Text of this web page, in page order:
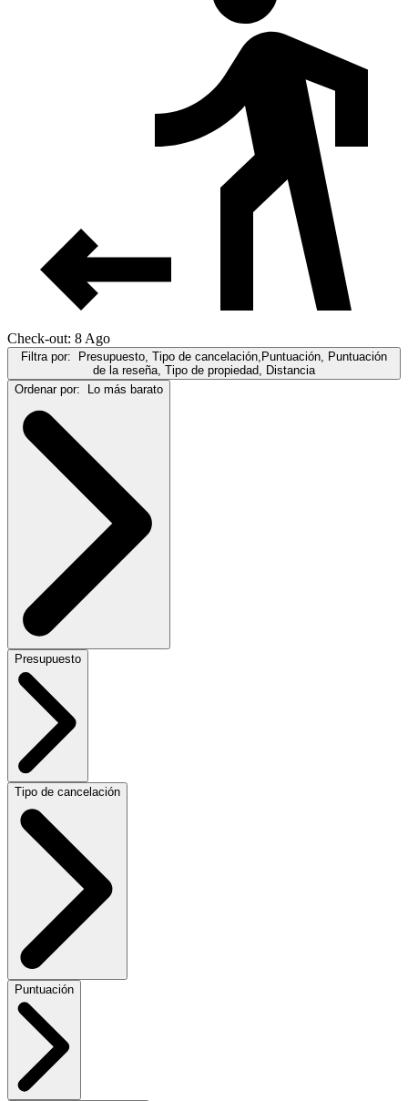
Check-out: 8 Ago
Filtra por:
Presupuesto, Tipo de cancelación,Puntuación, Puntuación
de la reseña, Tipo de propiedad, Distancia
Ordenar por:
Lo más barato
Presupuesto
Tipo de cancelación
Puntuación